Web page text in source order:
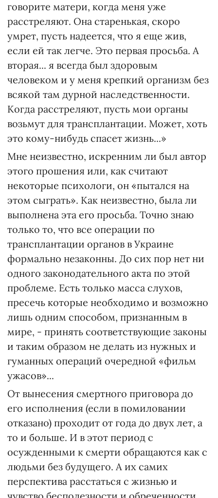
говорите матери, когда меня уже
расстреляют. Она старенькая, скоро
умрет, пусть надеется, что я еще жив,
если ей так легче. Это первая просьба. А
вторая... я всегда был здоровым
человеком и у меня крепкий организм без
всякой там дурной наследственности.
Когда расстреляют, пусть мои органы
возьмут для трансплантации. Может, хоть
это кому-нибудь спасет жизнь...»
Мне неизвестно, искренним ли был автор
этого прошения или, как считают
некоторые психологи, он «пытался на
этом сыграть». Как неизвестно, была ли
выполнена эта его просьба. Точно знаю
только то, что все операции по
трансплантации органов в Украине
формально незаконны. До сих пор нет ни
одного законодательного акта по этой
проблеме. Есть только масса слухов,
пресечь которые необходимо и возможно
лишь одним способом, признанным в
мире, - принять соответствующие законы
и таким образом не делать из нужных и
гуманных операций очередной «фильм
ужасов»...
От вынесения смертного приговора до
его исполнения (если в помиловании
отказано) проходит от года до двух лет, а
то и больше. И в этот период с
осужденными к смерти обращаются как с
людьми без будущего. А их самих
перспектива расстаться с жизнью и